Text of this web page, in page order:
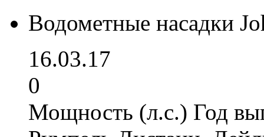
Водометные насадки
16.03.17
0
Мощность (л.с.) Год